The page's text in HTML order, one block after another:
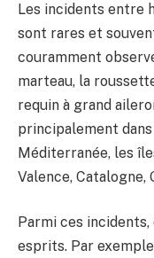
Les incidents entre
sont rares et
couramment
marteau, la
requin à grand
principalement
Méditerranée, les
Valence, Catalogne,
Parmi ces
esprits. Par